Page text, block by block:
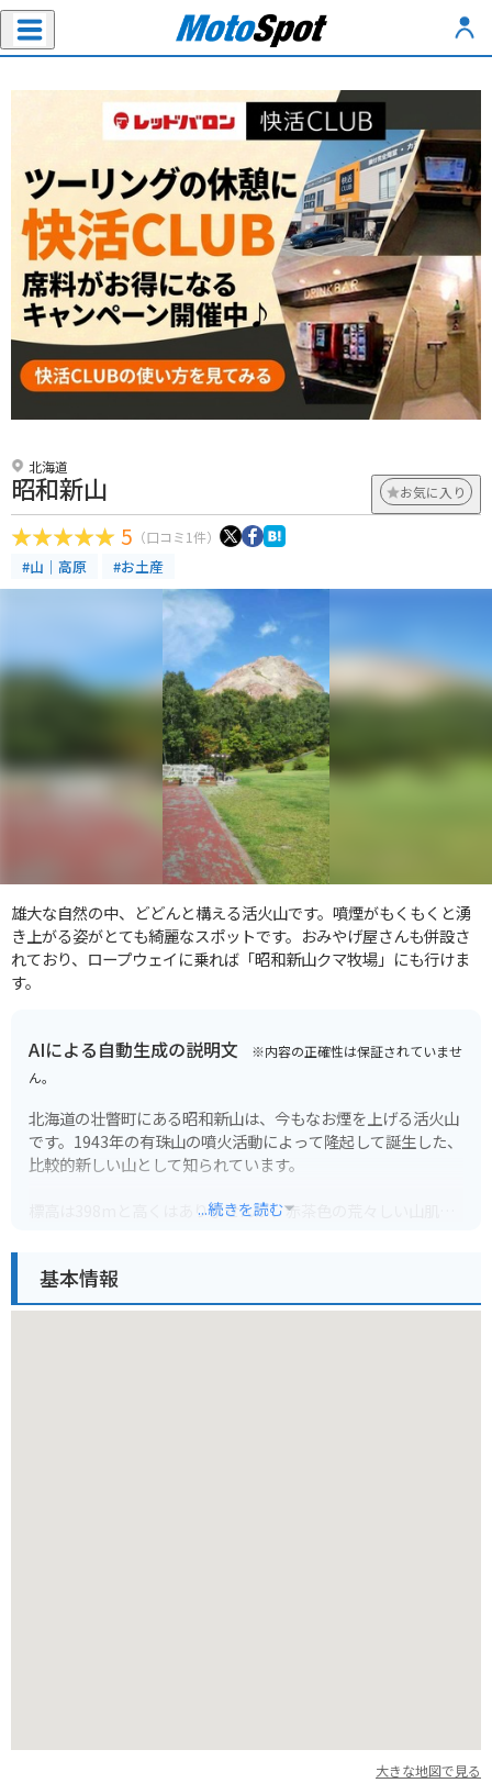
北海道
昭和新山 お気に入り
5 （口コミ1件）
#山｜高原 #お土産
雄大な自然の中、どどんと構える活火山です。噴煙がもくもくと湧
き上がる姿がとても綺麗なスポットです。おみやげ屋さんも併設さ
れており、ロープウェイに乗れば「昭和新山クマ牧場」にも行けま
す。
AIによる自動生成の説明文 ※内容の正確性は保証されていませ
ん。
北海道の壮瞥町にある昭和新山は、今もなお煙を上げる活火山
です。1943年の有珠山の噴火活動によって隆起して誕生した、
比較的新しい山として知られています。
標高は398mと高くはありませんが、赤茶色の荒々しい山肌は
守ったエピソードなどを知ることができます。
...続きを読む
基本情報
大きな地図で見る